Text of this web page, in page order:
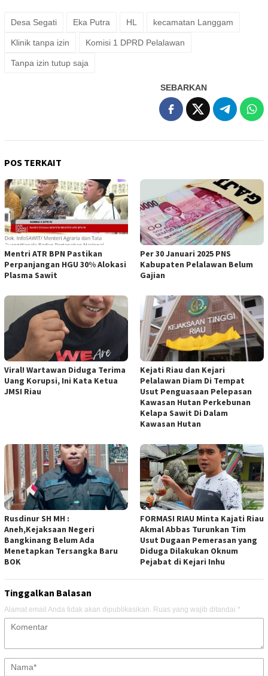
Desa Segati Eka Putra HL kecamatan Langgam
Klinik tanpa izin Komisi 1 DPRD Pelalawan
Tanpa izin tutup saja
SEBARKAN
POS TERKAIT
Mentri ATR BPN Pastikan
Perpanjangan HGU 30% Alokasi
Plasma Sawit
Per 30 Januari 2025 PNS
Kabupaten Pelalawan Belum
Gajian
Viral! Wartawan Diduga Terima
Uang Korupsi, Ini Kata Ketua
JMSI Riau
Kejati Riau dan Kejari
Pelalawan Diam Di Tempat
Usut Penguasaan Pelepasan
Kawasan Hutan Perkebunan
Kelapa Sawit Di Dalam
Kawasan Hutan
Rusdinur SH MH :
Aneh,Kejaksaan Negeri
Bangkinang Belum Ada
Menetapkan Tersangka Baru
BOK
FORMASI RIAU Minta Kajati Riau
Akmal Abbas Turunkan Tim
Usut Dugaan Pemerasan yang
Diduga Dilakukan Oknum
Pejabat di Kejari Inhu
Tinggalkan Balasan
Alamat email Anda tidak akan dipublikasikan. Ruas yang wajib ditandai *